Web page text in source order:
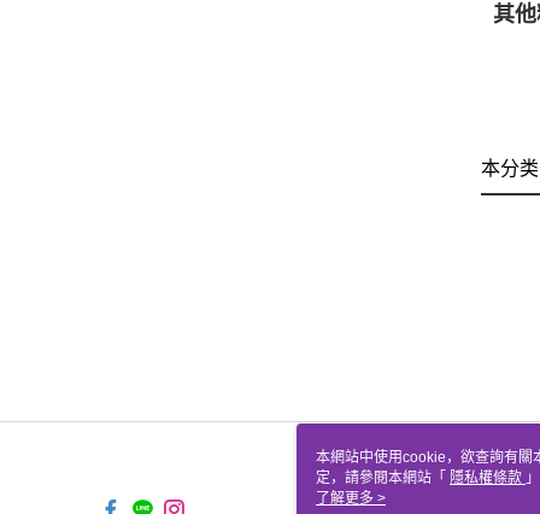
其
本分
本網站中使用cookie，欲查詢有
定，請參閱本網站「 隱私權條款
cookie。
了解更多 >